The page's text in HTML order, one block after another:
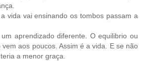
vida vai ensinando os tombos passam a
aprendizado diferente. O equilibrio ou
aos poucos. Assim é a vida. E se não
a menor graça.